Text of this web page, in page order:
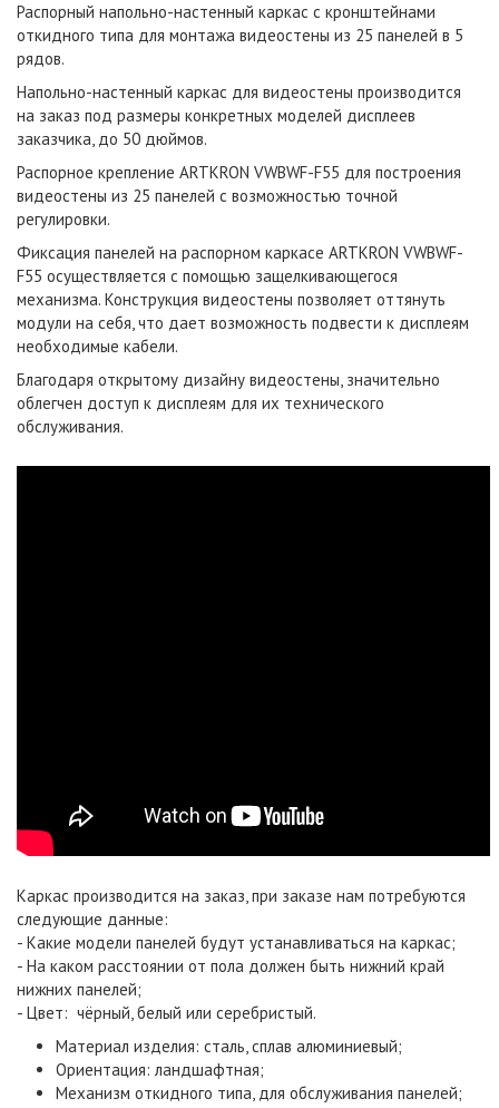
Распорный напольно-настенный каркас с кронштейнами
откидного типа для монтажа видеостены из 25 панелей в 5
рядов.
Напольно-настенный каркас для видеостены производится
на заказ под размеры конкретных моделей дисплеев
заказчика, до 50 дюймов.
Распорное крепление ARTKRON VWBWF-F55 для построения
видеостены из 25 панелей с возможностью точной
регулировки.
Фиксация панелей на распорном каркасе ARTKRON VWBWF-
F55 осуществляется с помощью защелкивающегося
механизма. Конструкция видеостены позволяет оттянуть
модули на себя, что дает возможность подвести к дисплеям
необходимые кабели.
Благодаря открытому дизайну видеостены, значительно
облегчен доступ к дисплеям для их технического
обслуживания.
Каркас производится на заказ, при заказе нам потребуются
следующие данные:
- Какие модели панелей будут устанавливаться на каркас;
- На каком расстоянии от пола должен быть нижний край
нижних панелей;
- Цвет: чёрный, белый или серебристый.
Материал изделия: сталь, сплав алюминиевый;
Ориентация: ландшафтная;
Механизм откидного типа, для обслуживания панелей;